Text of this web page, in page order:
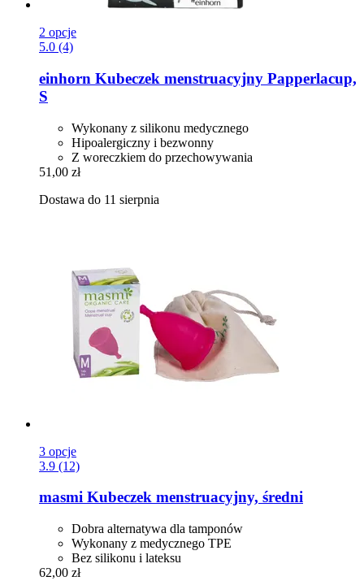
2 opcje
5.0 (4)
einhorn Kubeczek menstruacyjny Papperlacup,
S
Wykonany z silikonu medycznego
Hipoalergiczny i bezwonny
Z woreczkiem do przechowywania
51,00 zł
Dostawa do 11 sierpnia
3 opcje
3.9 (12)
masmi Kubeczek menstruacyjny, średni
Dobra alternatywa dla tamponów
Wykonany z medycznego TPE
Bez silikonu i lateksu
62,00 zł